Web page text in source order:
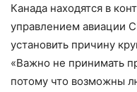
Канада находятся в
управлением авиации
установить причину
«Важно не принимать
потому что возможны